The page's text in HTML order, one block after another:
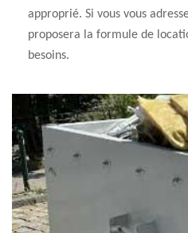
approprié. Si vous vous
proposera la formule de
besoins.